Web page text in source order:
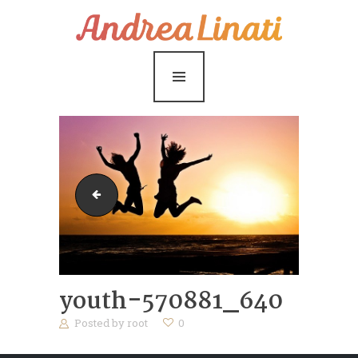
¿Cómo funciona?
Servicios
Coaching Gratis
Conóceme
Contáctame
Blog
Conseguir-nuestros-objetivos-por-medio-de-
youth-570881_640
Posted by root 0